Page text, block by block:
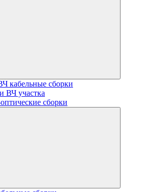
кабельные сборки
ВЧ участка
сборки